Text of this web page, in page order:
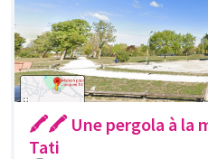
🖍🖍 Une pergola à la
Tati